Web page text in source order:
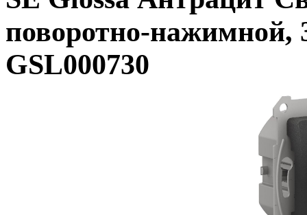
поворотно-нажимной,
GSL000730